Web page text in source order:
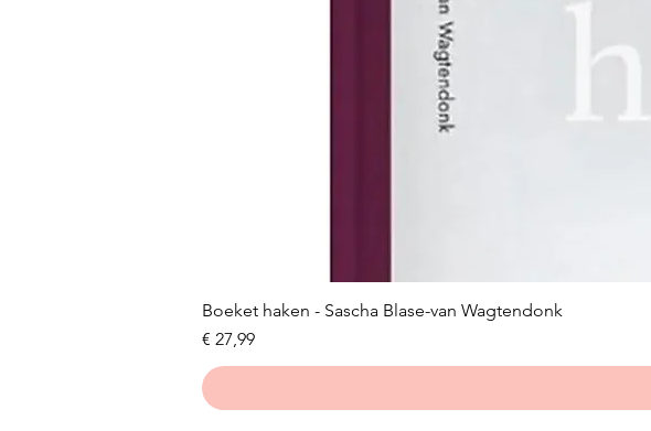
Boeket haken - Sascha Blase-van Wagtendonk
Prijs
€ 27,99